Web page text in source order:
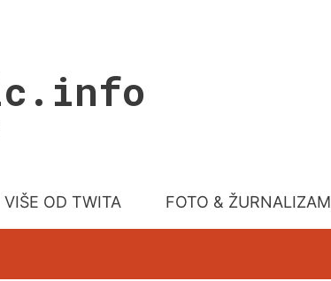
VIŠE OD TWITA FOTO & ŽURNALIZAM